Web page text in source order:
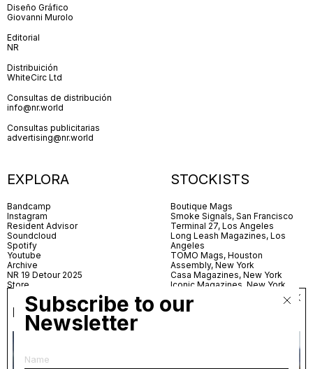
Nuestra elección mensual
Diseño Gráfico
Giovanni Murolo
Editorial
NR
Distribuición
WhiteCirc Ltd
Consultas de distribución
info@nr.world
Consultas publicitarias
advertising@nr.world
EXPLORA
Bandcamp
Instagram
Resident Advisor
Soundcloud
Spotify
Youtube
Archive
NR 19 Detour 2025
Store
Contact
STOCKISTS
Boutique Mags
Smoke Signals, San Francisco
Terminal 27, Los Angeles
Long Leash Magazines, Los
Angeles
TOMO Mags, Houston
Assembly, New York
Casa Magazines, New York
Iconic Magazines, New York
Village Books, Leeds
Village Books, Manchester
Subscribe to our
Newsletter